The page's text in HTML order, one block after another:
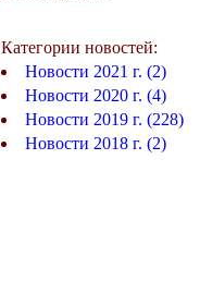
Категории новостей:
Новости 2021 г. (2)
Новости 2020 г. (4)
Новости 2019 г. (228)
Новости 2018 г. (2)